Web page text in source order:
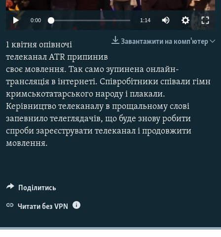
ВІДЕОУРОКИ «ELIFBE»
СВІДЧЕННЯ ОКУПАЦІЇ
УКРАЇНСЬКА ПРОБЛЕМА КРИМУ
Русский
ДОЛУЧАЙСЯ!
Усі сайти RFE/RL
0:00 1:14
Завантажити на комп'ютер
1 квітня опівночі
телеканал АТR припинив
своє мовлення. Так само зупинена онлайн-
трансляція в інтернеті. Співробітники співали гімн
кримськотатарського народу і плакали.
Керівництво телеканалу в прощальному слові
запевнило телеглядачів, що буде знову робити
спроби зареєструвати телеканал і продовжити
мовлення.
Поділитись
Читати без VPN